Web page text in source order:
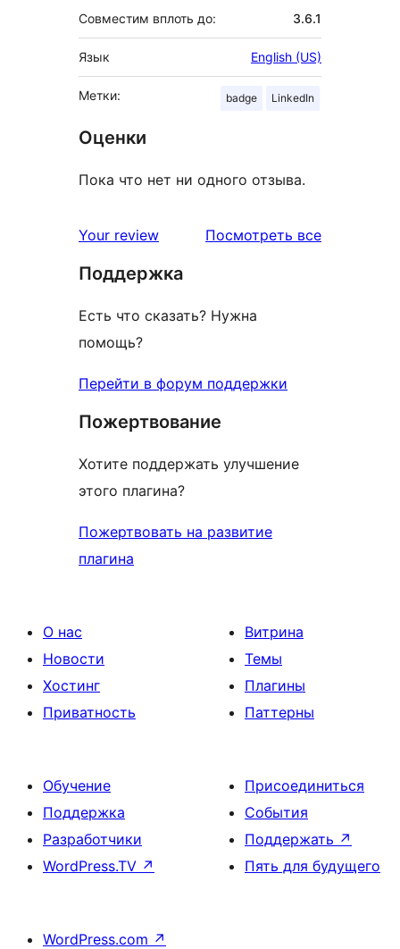
Совместим вплоть до: 3.6.1
Язык English (US)
Метки: badge LinkedIn
Оценки
Пока что нет ни одного отзыва.
Your review Посмотреть всеотзывы
Поддержка
Есть что сказать? Нужна
помощь?
Перейти в форум поддержки
Пожертвование
Хотите поддержать улучшение
этого плагина?
Пожертвовать на развитие
плагина
О нас
Новости
Хостинг
Приватность
Витрина
Темы
Плагины
Паттерны
Обучение
Поддержка
Разработчики
WordPress.TV ↗
Присоединиться
События
Поддержать ↗
Пять для будущего
WordPress.com ↗